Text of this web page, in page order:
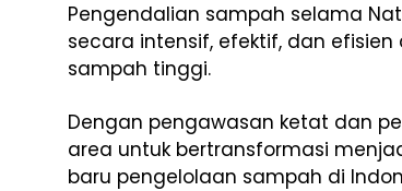
Pengendalian sampah selama
secara intensif, efektif, dan efisien
sampah tinggi.
Dengan pengawasan ketat dan
area untuk bertransformasi
baru pengelolaan sampah di